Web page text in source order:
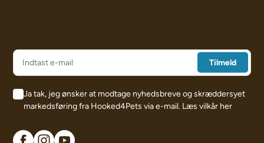
Ja tak, jeg ønsker at modtage nyhedsbreve og skræddersyet
markedsføring fra Hooked4Pets via e-mail. Læs vilkår her